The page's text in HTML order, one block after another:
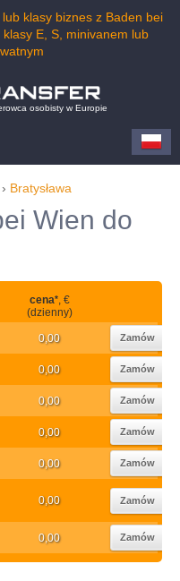
klasy biznes z Baden bei
E, S, minivanem lub
osobisty w Europie
› Bratysława
Wien do
cena*, €
(dzienny)
0,00 Zamów
0,00 Zamów
0,00 Zamów
0,00 Zamów
0,00 Zamów
0,00 Zamów
0,00 Zamów